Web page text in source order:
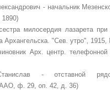
- начальник
1890)
милосердия лазарета при
Архангельска. "Сев. утро",
Арх. центр. телефонной
- отставной
ф. 29, оп. 42, д. 36)